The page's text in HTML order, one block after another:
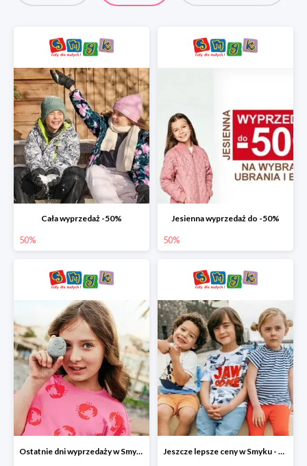
Cała wyprzedaż -50%
50%
Jesienna wyprzedaż do -50%
50%
Ostatnie dni wyprzedaży w Smyku - ubrania i buty do -70% Jeszcze lepsze ceny w Smyku - ubrania i buty do -70%